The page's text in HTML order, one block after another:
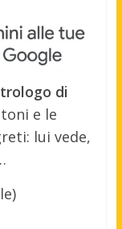
di
e le
lui vede,